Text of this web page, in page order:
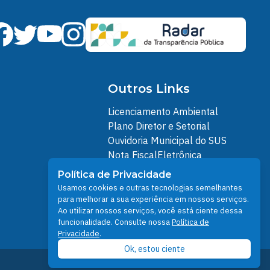
Outros Links
Licenciamento Ambiental
Plano Diretor e Setorial
Ouvidoria Municipal do SUS
Nota FiscalEletrônica
IPTU
Junta Militar
Santarém Conectada
Política de Privacidade
People illustrations by Storyset
Política de Privacidade
Usamos cookies e outras tecnologias semelhantes
para melhorar a sua experiência em nossos serviços.
Ao utilizar nossos serviços, você está ciente dessa
funcionalidade. Consulte nossaPolítica de
Privacidade.
Ok, estou ciente